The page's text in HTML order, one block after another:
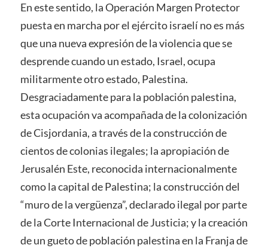
En este sentido, la Operación Margen Protector
puesta en marcha por el ejército israelí no es más
que una nueva expresión de la violencia que se
desprende cuando un estado, Israel, ocupa
militarmente otro estado, Palestina.
Desgraciadamente para la población palestina,
esta ocupación va acompañada de la colonización
de Cisjordania, a través de la construcción de
cientos de colonias ilegales; la apropiaciónde
Jerusalén Este, reconocida internacionalmente
como la capital de Palestina; la construcción del
“muro de la vergüenza”, declarado ilegal por parte
de la Corte Internacional de Justicia; y la creación
de un gueto de población palestina en la Franja de